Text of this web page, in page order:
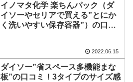
イノマタ化学 楽ちんパック（ダ
イソーやセリアで買える”とにか
く洗いやすい保存容器”）の口コ
2022.06.15
ダイソー”省スペース多機能まな
板”の口コミ！3タイプのサイズ感